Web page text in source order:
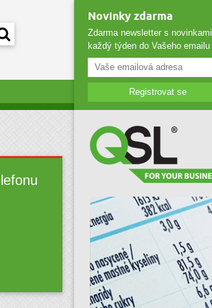
Novinky zdarma
Zdarma newsletter s novinkami
každý týden do Vašeho emailu
Registrovat se